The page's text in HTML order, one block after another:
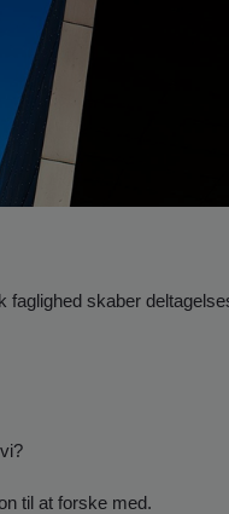
faglighed skaber
til at forske med.